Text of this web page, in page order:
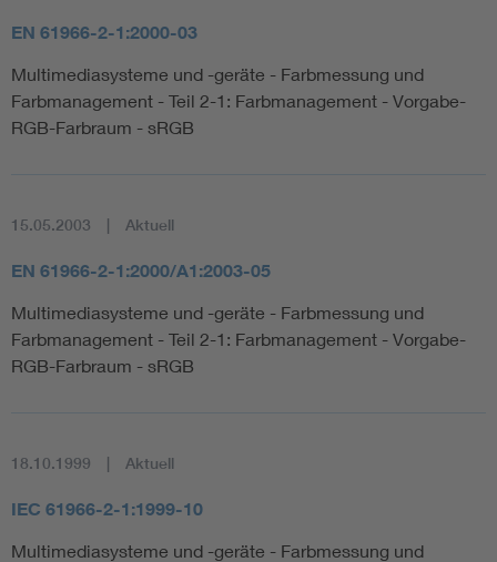
EN 61966-2-1:2000-03
Multimediasysteme und -geräte - Farbmessung und
Farbmanagement - Teil 2-1: Farbmanagement - Vorgabe-
RGB-Farbraum - sRGB
15.05.2003 Aktuell
EN 61966-2-1:2000/A1:2003-05
Multimediasysteme und -geräte - Farbmessung und
Farbmanagement - Teil 2-1: Farbmanagement - Vorgabe-
RGB-Farbraum - sRGB
18.10.1999 Aktuell
IEC 61966-2-1:1999-10
Multimediasysteme und -geräte - Farbmessung und